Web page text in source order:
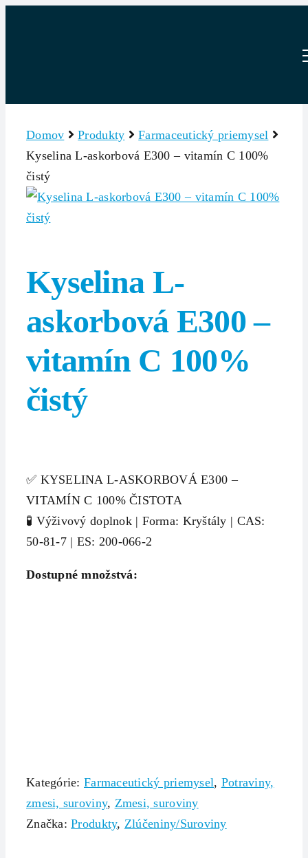
Domov Produkty
Farmaceutický priemysel
Kyselina L-askorbová E300 – vitamín C 100%
čistý
Kyselina L-
askorbová E300 –
vitamín C 100%
čistý
✅ KYSELINA L-ASKORBOVÁ E300 –
VITAMÍN C 100% ČISTOTA
🧪 Výživový doplnok | Forma: Kryštály | CAS:
50-81-7 | ES: 200-066-2
Dostupné množstvá:
Kategórie: Farmaceutický priemysel, Potraviny,
zmesi, suroviny, Zmesi, suroviny
Značka:Produkty, Zlúčeniny/Suroviny